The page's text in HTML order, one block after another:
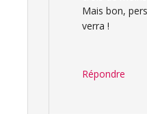
Mais bon,
verra !
Répondre